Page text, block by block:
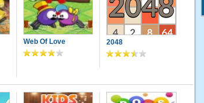
Web Of Love 2048